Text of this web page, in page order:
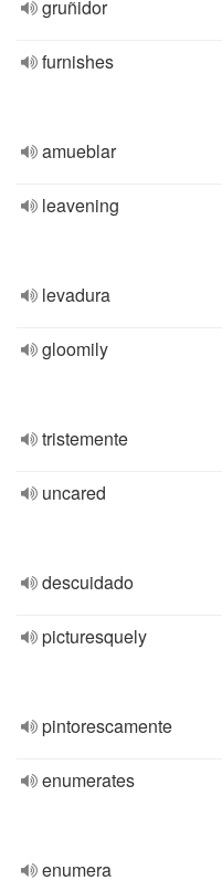
gruñidor
furnishes
amueblar
leavening
levadura
gloomily
tristemente
uncared
descuidado
picturesquely
pintorescamente
enumerates
enumera